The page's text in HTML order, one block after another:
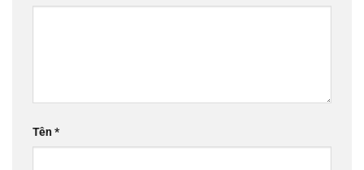
Tên*